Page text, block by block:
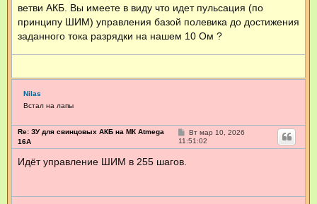
ветви АКБ. Вы имеете в виду что идет пульсация (по
принципу ШИМ) управления базой полевика до достижения
заданного тока разрядки на нашем 10 Ом ?
Nilas
Встал на лапы
Re: ЗУ для свинцовых АКБ на МК Atmega
16А
С
о
о
е
Вт мар 10, 2026
11:51:02
Идёт управление ШИМ в 255 шагов.